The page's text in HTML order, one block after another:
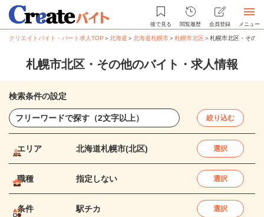
後で見る 閲覧履歴 会員登録 メニュー
クリエイトバイト・パート求人TOP ＞北海道 ＞北海道札幌市＞札幌市北区＞札幌市北区・その
札幌市北区・その他のバイト・求人情報
検索条件の設定
絞り込む
エリア 北海道札幌市(北区) 選択
職種 指定しない 選択
条件 駅チカ 選択